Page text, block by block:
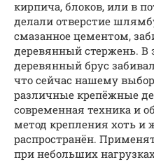
кирпича, блоков, или в
делали отверстие
смазанное цементом,
деревянный стержень. В
деревянный брус
что сейчас нашему
различные крепёжные
современная техника и
метод крепления хоть и
распространён.
при небольших